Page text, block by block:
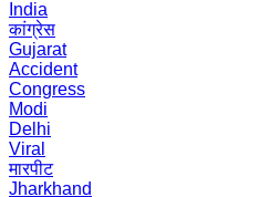
India
कांग्रेस
Gujarat
Accident
Congress
Modi
Delhi
Viral
मारपीट
Jharkhand